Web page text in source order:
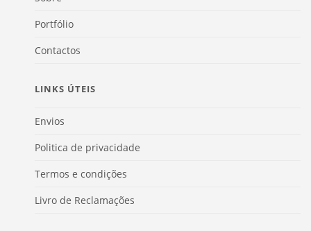
Portfólio
Contactos
LINKS ÚTEIS
Envios
Politica de privacidade
Termos e condições
Livro de Reclamações